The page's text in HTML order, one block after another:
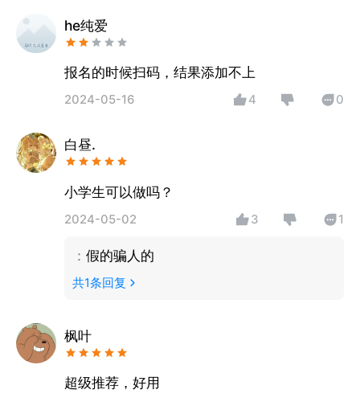
he纯爱
报名的时候扫码，结果添加不上
2024-05-16 4 0
白昼.
小学生可以做吗？
2024-05-02 3 1
： 假的骗人的
共1条回复
枫叶
超级推荐，好用